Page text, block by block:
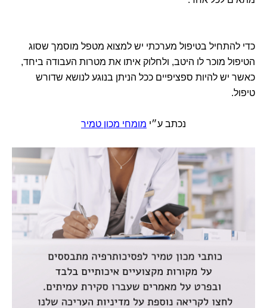
כדי להתחיל בטיפול מערכתי יש למצוא מטפל מוסמך שסוג
הטיפול מוכר לו היטב, ולחלוק איתו את מטרות העבודה ביחד,
כאשר יש להיות ספציפיים ככל הניתן בנוגע לנושא שדורש
טיפול.
נכתב ע״י מומחי מכון טמיר